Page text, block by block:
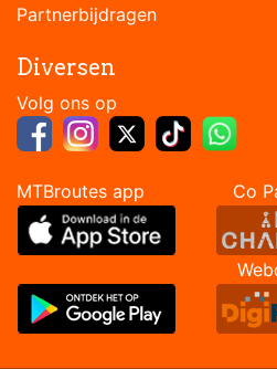
Partnerbijdragen
Diversen
Volg ons op
MTBroutes app Co